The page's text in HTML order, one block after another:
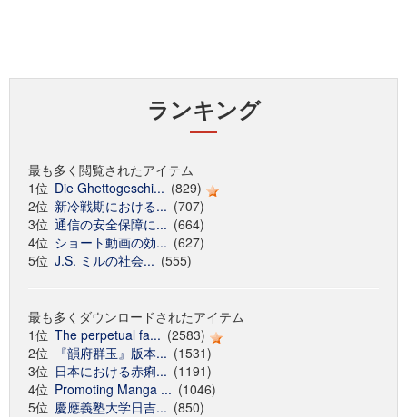
ランキング
最も多く閲覧されたアイテム
1位 Die Ghettogeschi... (829)
2位 新冷戦期における... (707)
3位 通信の安全保障に... (664)
4位 ショート動画の効... (627)
5位 J.S. ミルの社会... (555)
最も多くダウンロードされたアイテム
1位 The perpetual fa... (2583)
2位
『韻府群玉』版本... (1531)
3位 日本における赤痢... (1191)
4位 Promoting Manga ... (1046)
5位 慶應義塾大学日吉... (850)